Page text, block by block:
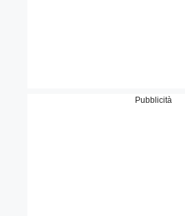
Pubblicità